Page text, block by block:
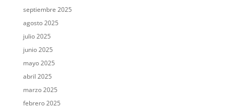
septiembre 2025
agosto 2025
julio 2025
junio 2025
mayo 2025
abril 2025
marzo 2025
febrero 2025